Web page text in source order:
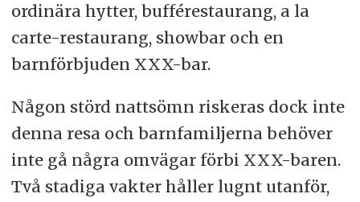
ordinära hytter, bufférestaurang, a la
carte-restaurang, showbar och en
barnförbjuden XXX-bar.
Någon störd nattsömn riskeras dock inte
denna resa och barnfamiljerna behöver
inte gå några omvägar förbi XXX-baren.
Två stadiga vakter håller lugnt utanför,